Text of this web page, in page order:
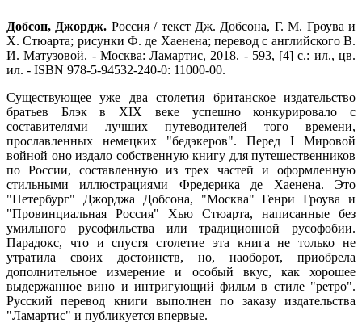
Добсон, Джордж. Россия / текст Дж. Добсона, Г. М. Гроува и
Х. Стюарта; рисунки Ф. де Хаенена; перевод с английского В.
И. Матузовой. - Москва: Ламартис, 2018. - 593, [4] с.: ил., цв.
ил. - ISBN 978-5-94532-240-0: 11000-00.
Существующее уже два столетия британское издательство
братьев Блэк в XIX веке успешно конкурировало с
составителями лучших путеводителей того времени,
прославленных немецких "бедэкеров". Перед I Мировой
войной оно издало собственную книгу для путешественников
по России, составленную из трех частей и оформленную
стильными иллюстрациями Фредерика де Хаенена. Это
"Петербург" Джорджа Добсона, "Москва" Генри Гроува и
"Провинциальная Россия" Хью Стюарта, написанные без
умильного русофильства или традиционной русофобии.
Парадокс, что и спустя столетие эта книга не только не
утратила своих достоинств, но, наоборот, приобрела
дополнительное измерение и особый вкус, как хорошее
выдержанное вино и интригующий фильм в стиле "ретро".
Русский перевод книги выполнен по заказу издательства
"Ламартис" и публикуется впервые.